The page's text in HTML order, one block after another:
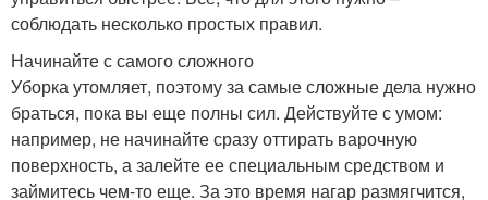
соблюдать несколько простых правил.
Начинайте с самого сложного
Уборка утомляет, поэтому за самые сложные дела нужно
браться, пока вы еще полны сил. Действуйте с умом:
например, не начинайте сразу оттирать варочную
поверхность, а залейте ее специальным средством и
займитесь чем-то еще. За это время нагар размягчится,